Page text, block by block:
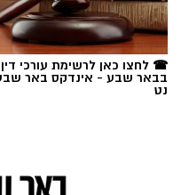
לפני הרשתות
להגיד את מה
"איזו מדינה" – אלי
אם היה שיר שהיה
מערכת בחירות
☎ לחצו כאן לרשימת עורכי דין
בבאר שבע - אינדקס באר
נט